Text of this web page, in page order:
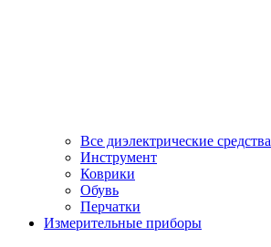
Все диэлектрические средства
Инструмент
Коврики
Обувь
Перчатки
Измерительные приборы